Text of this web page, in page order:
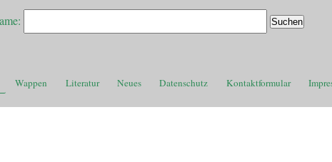
Wappen Literatur Neues Datenschutz Kontaktformular